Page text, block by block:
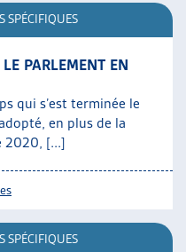
SPÉCIFIQUES
PARLEMENT EN
qui s’est terminée le
en plus de la
2020, [...]
SPÉCIFIQUES